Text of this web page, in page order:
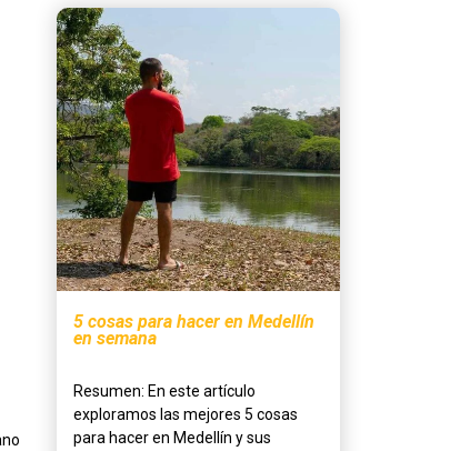
5 cosas para hacer en Medellín
en semana
Resumen: En este artículo
exploramos las mejores 5 cosas
para hacer en Medellín y sus